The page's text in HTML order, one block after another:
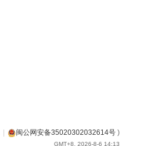
闽公网安备35020302032614号 )
GMT+8, 2026-8-6 14:13